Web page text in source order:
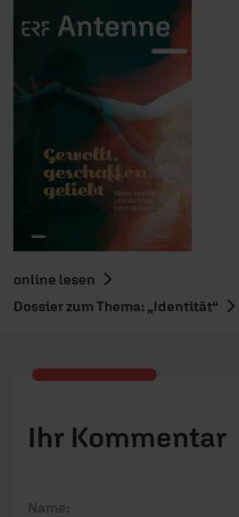
online lesen
Dossier zum Thema: „Identität“
Ihr Kommentar
Name: